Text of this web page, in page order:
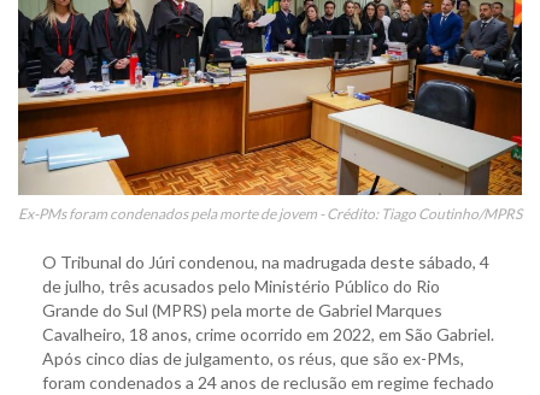
Ex-PMs foram condenados pela morte de jovem - Crédito: Tiago Coutinho/MPRS
O Tribunal do Júri condenou, na madrugada deste sábado, 4
de julho, três acusados pelo Ministério Público do Rio
Grande do Sul (MPRS) pela morte de Gabriel Marques
Cavalheiro, 18 anos, crime ocorrido em 2022, em São Gabriel.
Após cinco dias de julgamento, os réus, que são ex-PMs,
foram condenados a 24 anos de reclusão em regime fechado